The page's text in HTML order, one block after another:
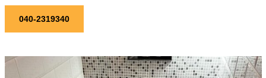
040-2319340